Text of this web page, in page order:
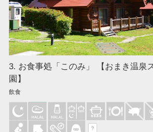
3. お食事処「このみ」 【おまき温泉
園】
飲食
?